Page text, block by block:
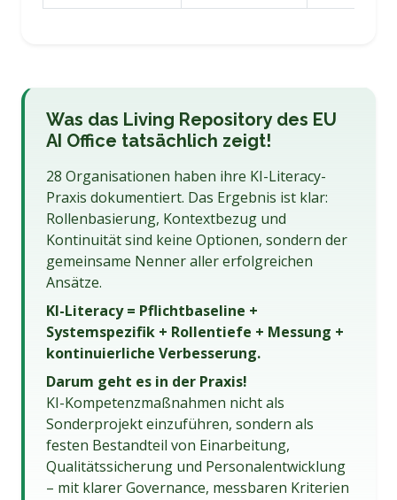
Was das Living Repository des EU
AI Office tatsächlich zeigt!
28 Organisationen haben ihre KI-Literacy-
Praxis dokumentiert. Das Ergebnis ist klar:
Rollenbasierung, Kontextbezug und
Kontinuität sind keine Optionen, sondern der
gemeinsame Nenner aller erfolgreichen
Ansätze.
KI-Literacy = Pflichtbaseline +
Systemspezifik + Rollentiefe + Messung +
kontinuierliche Verbesserung.
Darum geht es in der Praxis!
KI-Kompetenzmaßnahmen nicht als
Sonderprojekt einzuführen, sondern als
festen Bestandteil von Einarbeitung,
Qualitätssicherung und Personalentwicklung
– mit klarer Governance, messbaren Kriterien